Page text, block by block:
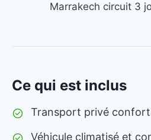
Marrakech circuit 3
Ce qui est inclus
Transport privé
Véhicule climatisé et